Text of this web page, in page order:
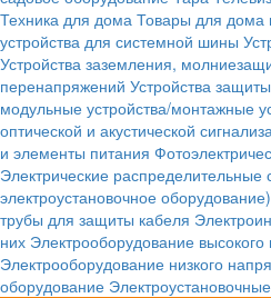
Техника для дома Товары для дома
устройства для системной шины
Устройства заземления,
перенапряжений Устройства
модульные устройства/монтажные
оптической и акустической
и элементы питания
Электрические
электроустановочное оборудование)
трубы для защиты кабеля
них Электрооборудование
Электрооборудование низкого
оборудование